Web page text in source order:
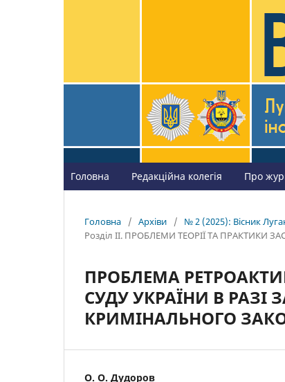
Головна Редакційна колегія Про
Головна / Архіви / № 2 (2025): Вісник
Розділ II. ПРОБЛЕМИ ТЕОРІЇ ТА ПРАКТИКИ
ПРОБЛЕМА
СУДУ УКРАЇНИ В РАЗІ
КРИМІНАЛЬНОГО
О. О. Дудоров